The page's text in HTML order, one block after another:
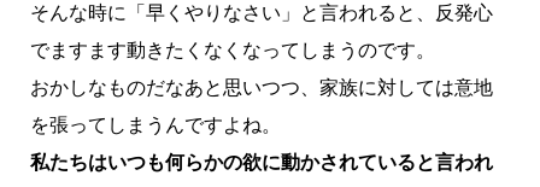
そんな時に「早くやりなさい」と言われると、反発心
でますます動きたくなくなってしまうのです。
おかしなものだなあと思いつつ、家族に対しては意地
を張ってしまうんですよね。
私たちはいつも何らかの欲に動かされていると言われ